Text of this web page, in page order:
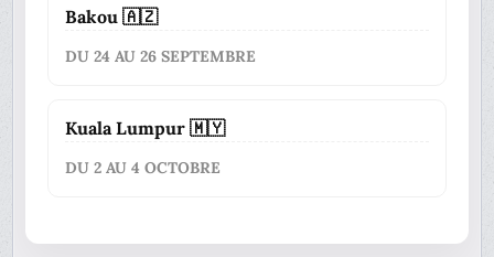
Bakou 🇦🇿
DU 24 AU 26 SEPTEMBRE
Kuala Lumpur 🇲🇾
DU 2 AU 4 OCTOBRE